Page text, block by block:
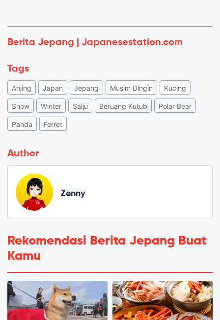
Berita Jepang | Japanesestation.com
Tags
Anjing Japan Jepang Musim Dingin Kucing
Snow Winter Salju Beruang Kutub Polar Bear
Panda Ferret
Author
Zenny
Rekomendasi Berita Jepang Buat
Kamu